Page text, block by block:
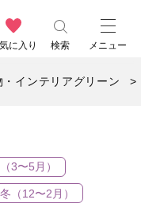
に入り 検索 メニュー
・インテリアグリーン
3〜5月）
冬（12〜2月）